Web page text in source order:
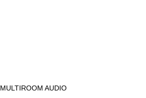
MULTIROOM AUDIO